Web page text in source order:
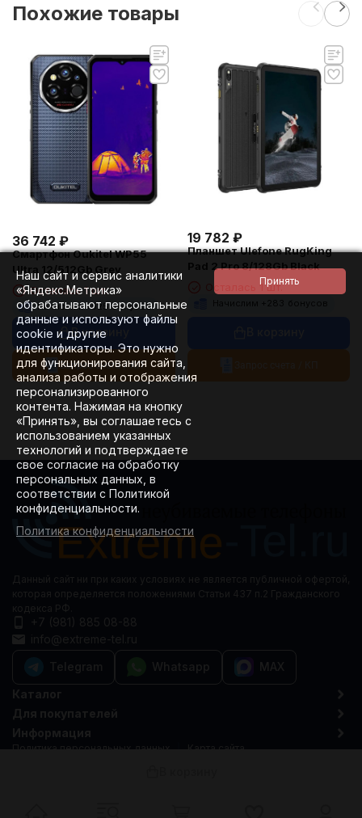
Похожие товары
36 742 ₽
Смартфон Oukitel WP55
Ultra 12/512Gb Grey
Осталась 1 шт.
Начислим +525 бонусов
В корзину
Запрос счета / КП
19 782 ₽
Планшет Ulefone RugKing
Pad 2 Pro 8/128Gb Black
Осталась 1 шт.
Начислим + бонусов
Наш сайт и сервис аналитики
«Яндекс.Метрика»
обрабатывают персональные
данные и используют файлы
cookie и другие
идентификаторы. Это нужно
для функционирования сайта,
анализа работы и отображения
персонализированного
контента. Нажимая на кнопку
«Принять», вы соглашаетесь с
использованием указанных
технологий и подтверждаете
свое согласие на обработку
персональных данных, в
соответствии с Политикой
конфиденциальности.
Политика конфиденциальности